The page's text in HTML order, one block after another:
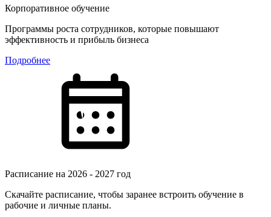
Корпоративное обучение
Программы роста сотрудников, которые повышают
эффективность и прибыль бизнеса
Подробнее
Расписание на 2026 - 2027 год
Скачайте расписание, чтобы заранее встроить обучение в
рабочие и личные планы.